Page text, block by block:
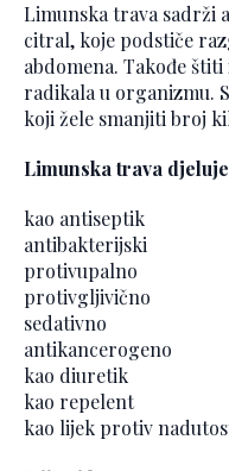
Limunska trava sadrži
citral, koje podstiče
abdomena. Takođe
radikala u organizmu.
koji žele smanjiti broj
Limunska trava
kao antiseptik
antibakterijski
protivupalno
protivgljivično
sedativno
antikancerogeno
kao diuretik
kao repelent
kao lijek protiv